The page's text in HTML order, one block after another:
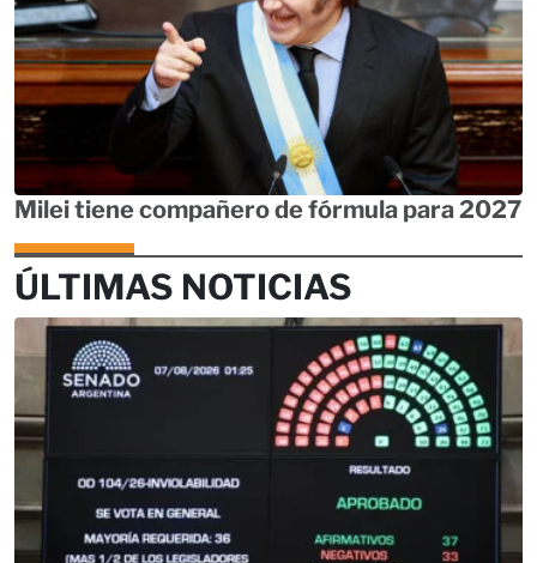
Milei tiene compañero de fórmula para 2027
ÚLTIMAS NOTICIAS